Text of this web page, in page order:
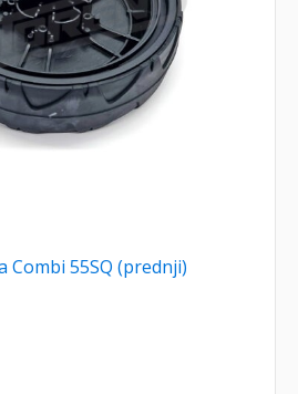
Combi 55SQ (prednji)